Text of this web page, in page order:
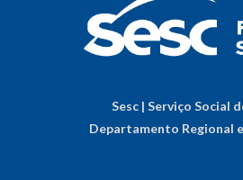
Sesc | Serviço Social
Departamento Regional